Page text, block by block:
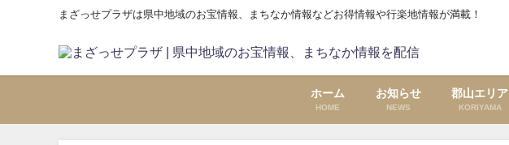
まざっせプラザは県中地域のお宝情報、まちなか情報などお得情報や行楽地情報が満載！
ホーム
HOME
お知らせ
NEWS
郡山エリア
KORIYAMA